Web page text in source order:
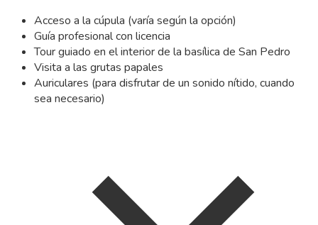
Acceso a la cúpula (varía según la opción)
Guía profesional con licencia
Tour guiado en el interior de la basílica de San Pedro
Visita a las grutas papales
Auriculares (para disfrutar de un sonido nítido, cuando
sea necesario)